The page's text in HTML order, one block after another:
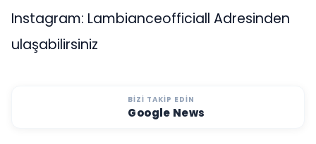
Instagram: Lambianceofficiall Adresinden
ulaşabilirsiniz
BIZI TAKIP EDIN
Google News